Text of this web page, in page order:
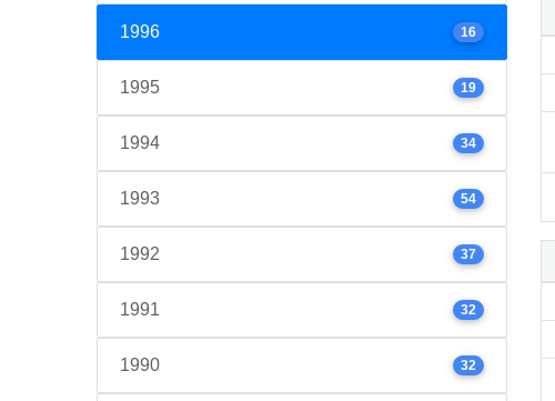
1996 16
1995 19
1994 34
1993 54
1992 37
1991 32
1990 32